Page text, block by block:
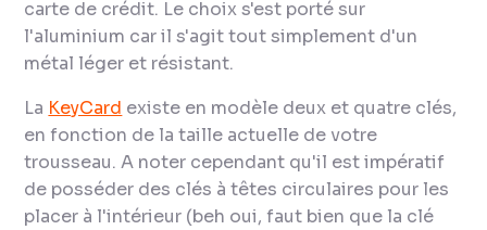
carte de crédit. Le choix s'est porté sur
l'aluminium car il s'agit tout simplement d'un
métal léger et résistant.
La KeyCard existe en modèle deux et quatre clés,
en fonction de la taille actuelle de votre
trousseau. A noter cependant qu'il est impératif
de posséder des clés à têtes circulaires pour les
placer à l'intérieur (beh oui, faut bien que la clé